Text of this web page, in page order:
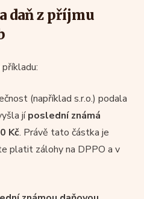
daň z příjmu
(například s.r.o.) podala
jíposlední známá
Kč. Právě tato částka je
platit zálohy na DPPO a v